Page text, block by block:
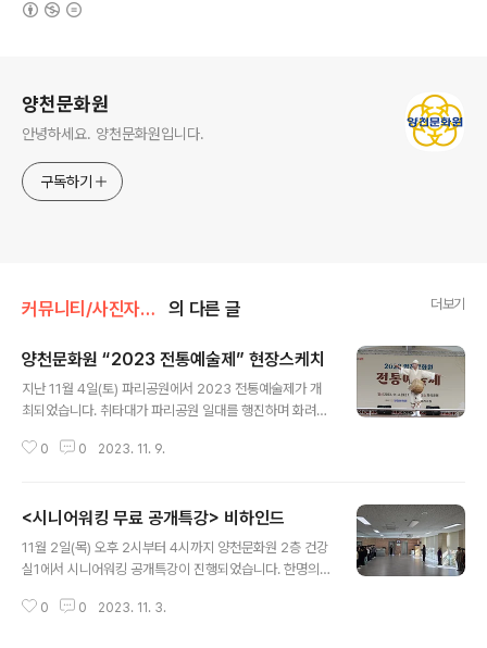
양천문화원
안녕하세요. 양천문화원입니다.
구독하기
커뮤니티/사진자료실 의 다른 글 더보기
양천문화원 “2023 전통예술제” 현장스케치
지난 11월 4일(토) 파리공원에서 2023 전통예술제가 개
최되었습니다. 취타대가 파리공원 일대를 행진하며 화려한
니다. 아울러 파리공원 일대에 울려 퍼진 국악과 아름다운
어린이들의 웃음소리가 울려 퍼졌고, 관객석엔 탄성과 박
수소리가 가득했습니다. 지역 예술인들이 대거 참여한 20
23 전통예술제를 통해 구민 여러분과 보다 가까이에서 소
수 있어 보람되었습니다. 내년 개최되는 2024 전통예술제
0 0 2023. 11. 9.
<시니어워킹 무료 공개특강> 비하인드
11월 2일(목) 오후 2시부터 4시까지 양천문화원 2층 건강
실1에서 시니어워킹 공개특강이 진행되었습니다. 한명의
해보고 간단한 코어근육 활용법과 올바른 걸음걸이에 대해
0 0 2023. 11. 3.